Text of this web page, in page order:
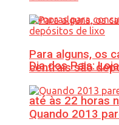
Dia dos Pais:
até às 22 horas
Para alguns, os
centrais são
Quando 2013